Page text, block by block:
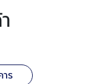
ร